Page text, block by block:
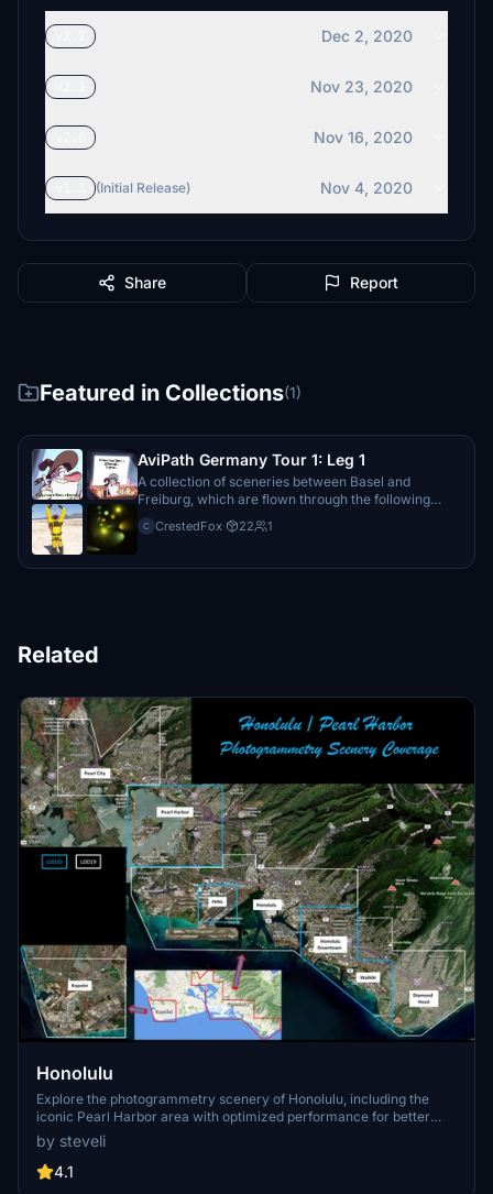
Dec 2, 2020
Nov 23, 2020
Nov 16, 2020
(Initial Release) Nov 4, 2020
Share Report
Featured in Collections(1)
AviPath Germany Tour 1: Leg 1
A collection of sceneries between Basel and
Freiburg, which are flown through the following
route: https://avipath.net/tour/23 The website is for
free and there are several VFR Tours around the
C CrestedFox· 22 1
Related
Honolulu
Explore the photogrammetry scenery of Honolulu, including the
iconic Pearl Harbor area with optimized performance for better
FPS. Discover Waikiki, Honolulu downtown, and more with this
detailed addon. Enhance your experience by adding free mods for
carriers, battleships, and military airplanes in Pearl Harbor and
by steveli
4.1